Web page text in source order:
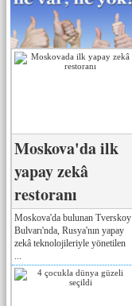
Moskova'da ilk
yapay zekâ
restoranı
Moskova'da bulunan Tverskoy
Bulvarı'nda, Rusya'nın yapay
zekâ teknolojileriyle yönetilen